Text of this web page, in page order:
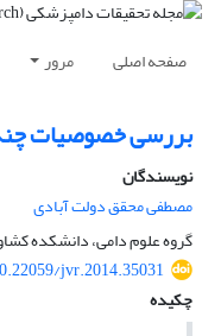
صفحه اصلی مرور
بررسی خصوصیات چند شکلی‌های تک
نویسندگان
مصطفی محقق دولت آبادی
گروه علوم دامی، دانشکده
jvr.2014.35031
چکیده